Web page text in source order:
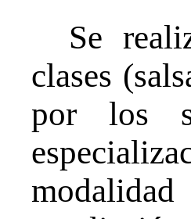
Se
clases
por los